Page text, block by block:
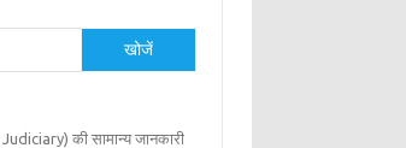
खोजें
Judiciary) की सामान्य जानकारी